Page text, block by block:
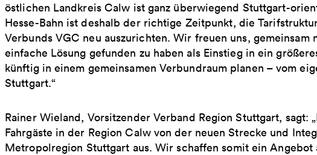
östlichen Landkreis Calw ist ganz überwiegend Stuttgart-
Hesse-Bahn ist deshalb der richtige Zeitpunkt, die
Verbunds VGC neu auszurichten. Wir freuen uns, gemeinsam
einfache Lösung gefunden zu haben als Einstieg in ein
künftig in einem gemeinsamen Verbundraum planen – vom
Stuttgart.“
Rainer Wieland, Vorsitzender Verband Region Stuttgart,
Fahrgäste in der Region Calw von der neuen Strecke und
Metropolregion Stuttgart aus. Wir schaffen somit ein